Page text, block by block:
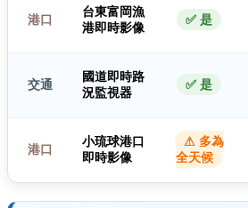
港口
台東富岡漁
港即時影像
✅ 是
交通
國道即時路
況監視器
✅ 是
港口
小琉球港口
即時影像
⚠ 多為
全天候